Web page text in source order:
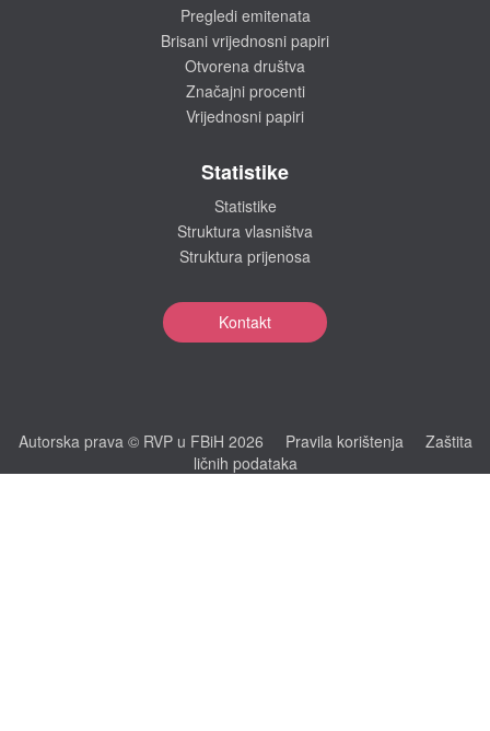
Pregledi emitenata
Brisani vrijednosni papiri
Otvorena društva
Značajni procenti
Vrijednosni papiri
Statistike
Statistike
Struktura vlasništva
Struktura prijenosa
Kontakt
Autorska prava © RVP u FBiH 2026 Pravila korištenja
Zaštita
ličnih podataka